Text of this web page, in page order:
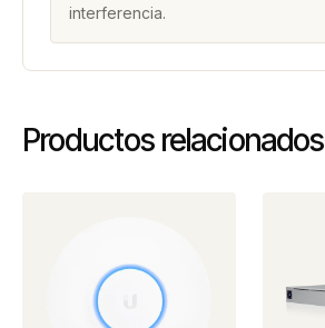
interferencia.
Productos relacionados